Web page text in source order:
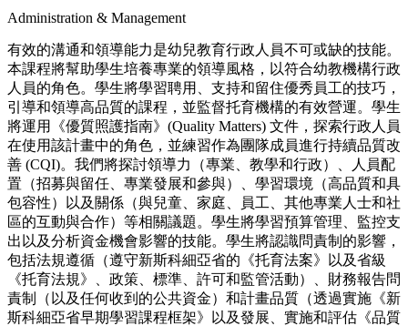
Administration & Management
有效的溝通和領導能力是幼兒教育行政人員不可或缺的技能。
本課程將幫助學生培養專業的領導風格，以符合幼教機構行政
人員的角色。學生將學習聘用、支持和留住優秀員工的技巧，
引導和領導高品質的課程，並監督托育機構的有效營運。學生
將運用《優質照護指南》(Quality Matters) 文件，探索行政人員
在使用該計畫中的角色，並練習作為團隊成員進行持續品質改
善 (CQI)。我們將探討領導力（專業、教學和行政）、人員配
置（招募與留任、專業發展和參與）、學習環境（高品質和具
包容性）以及關係（與兒童、家庭、員工、其他專業人士和社
區的互動與合作）等相關議題。學生將學習預算管理、監控支
出以及分析資金機會影響的技能。學生將認識問責制的影響，
包括法規遵循（遵守新斯科細亞省的《托育法案》以及省級
《托育法規》、政策、標準、許可和監管活動）、財務報告問
責制（以及任何收到的公共資金）和計畫品質（透過實施《新
斯科細亞省早期學習課程框架》以及發展、實施和評估《品質